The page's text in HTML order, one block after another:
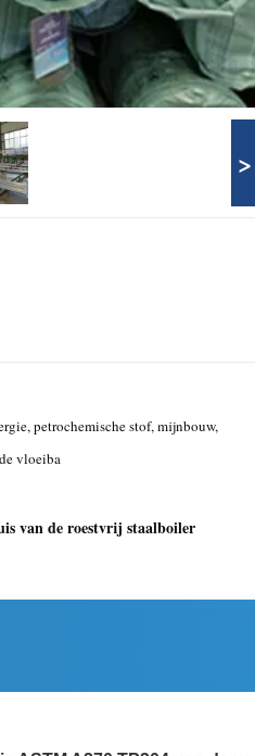
>
petrochemische stof, mijnbouw,
vloeiba
van de roestvrij staalboiler